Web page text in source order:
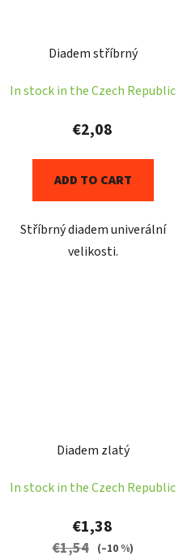
Diadem stříbrný
In stock in the Czech Republic
€2,08
ADD TO CART
Stříbrný diadem univerální
velikosti.
Diadem zlatý
In stock in the Czech Republic
€1,38
€1,54 (–10 %)